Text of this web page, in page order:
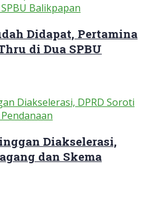
Didapat, Pertamina
di Dua SPBU
Diakselerasi,
dan Skema